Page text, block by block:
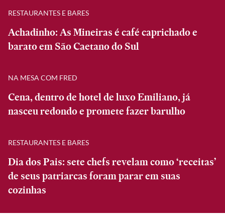
RESTAURANTES E BARES
Achadinho: As Mineiras é café caprichado e
barato em São Caetano do Sul
NA MESA COM FRED
Cena, dentro de hotel de luxo Emiliano, já
nasceu redondo e promete fazer barulho
RESTAURANTES E BARES
Dia dos Pais: sete chefs revelam como ‘receitas’
de seus patriarcas foram parar em suas
cozinhas